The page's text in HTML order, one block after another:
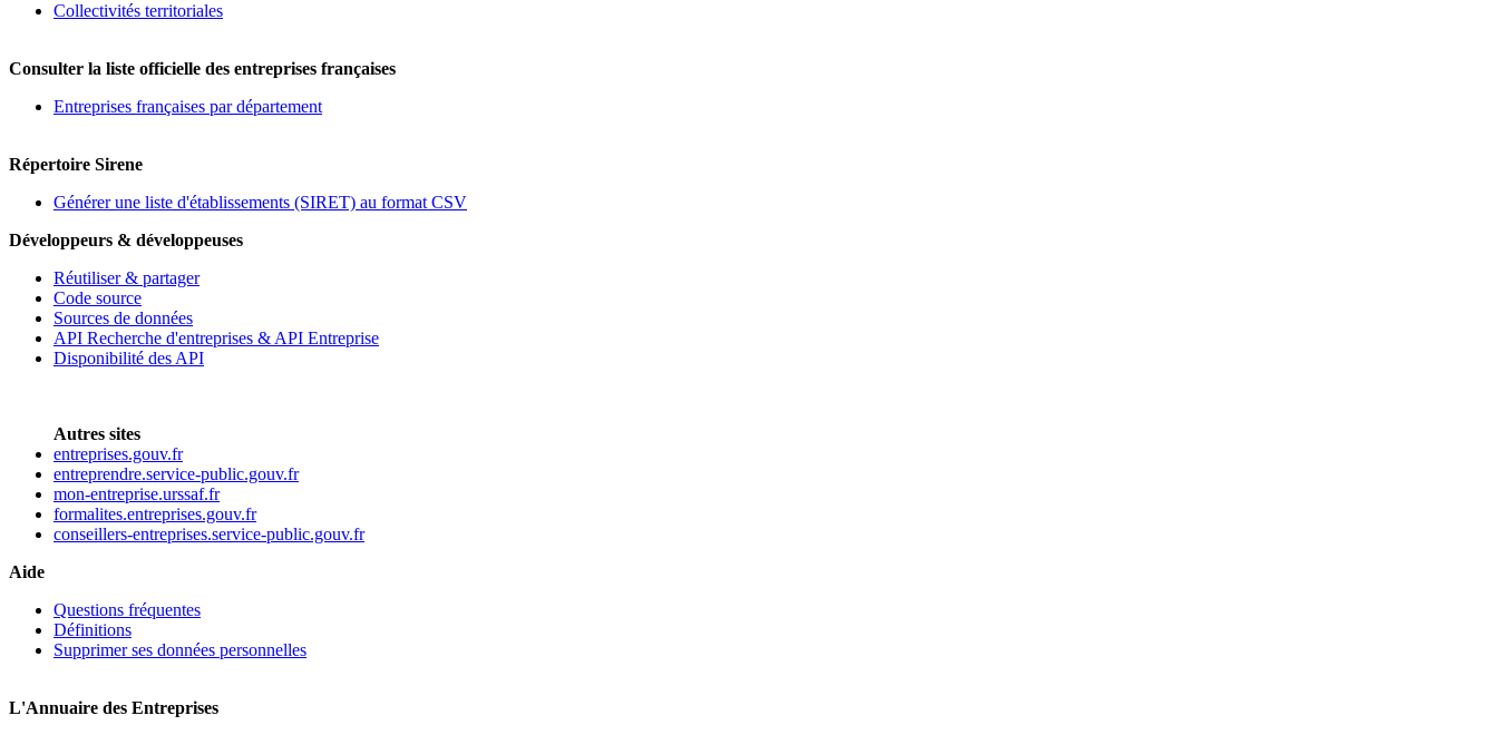
Collectivités territoriales
Consulter la liste officielle des entreprises françaises
Entreprises françaises par département
Répertoire Sirene
Générer une liste d'établissements (SIRET) au format CSV
Développeurs & développeuses
Réutiliser & partager
Code source
Sources de données
API Recherche d'entreprises & API Entreprise
Disponibilité des API
Autres sites
entreprises.gouv.fr
entreprendre.service-public.gouv.fr
mon-entreprise.urssaf.fr
formalites.entreprises.gouv.fr
conseillers-entreprises.service-public.gouv.fr
Aide
Questions fréquentes
Définitions
Supprimer ses données personnelles
L'Annuaire des Entreprises